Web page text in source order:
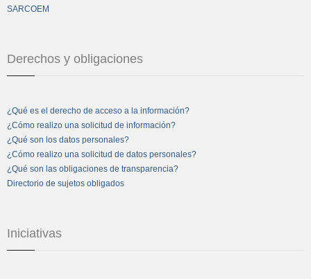
SARCOEM
Derechos y obligaciones
¿Qué es el derecho de acceso a la información?
¿Cómo realizo una solicitud de información?
¿Qué son los datos personales?
¿Cómo realizo una solicitud de datos personales?
¿Qué son las obligaciones de transparencia?
Directorio de sujetos obligados
Iniciativas